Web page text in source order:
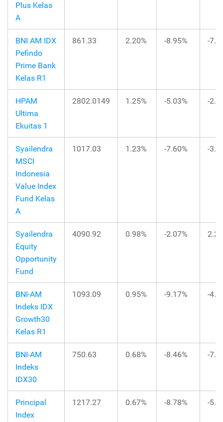
Plus Kelas
A
BNI AM IDX
Pefindo
Prime Bank
Kelas R1
861.33 2.20% -8.95% -
HPAM
Ultima
Ekuitas 1
2802.0149 1.25% -5.03% -
Syailendra
MSCI
Indonesia
Value Index
Fund Kelas
A
1017.03 1.23% -7.60% -
Syailendra
Equity
Opportunity
Fund
4090.92 0.98% -2.07%
BNI-AM
Indeks IDX
Growth30
Kelas R1
1093.09 0.95% -9.17% -
BNI-AM
Indeks
IDX30
750.63 0.68% -8.46% -
Principal
Index
1217.27 0.67% -8.78% -